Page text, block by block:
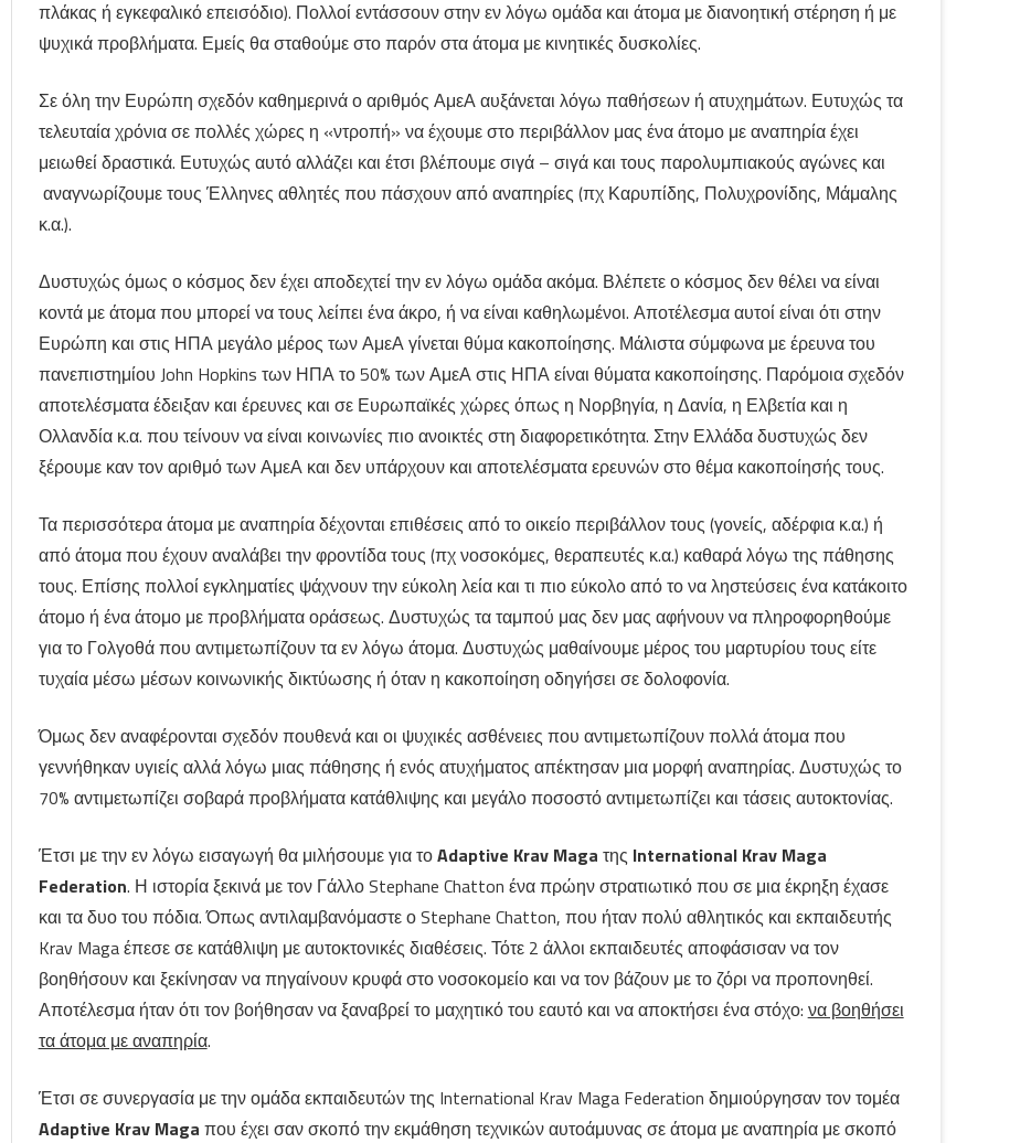
πλάκας ή εγκεφαλικό επεισόδιο). Πολλοί εντάσσουν στην εν λόγω ομάδα και άτομα με διανοητική στέρηση ή με
ψυχικά προβλήματα. Εμείς θα σταθούμε στο παρόν στα άτομα με κινητικές δυσκολίες.
Σε όλη την Ευρώπη σχεδόν καθημερινά ο αριθμός ΑμεΑ αυξάνεται λόγω παθήσεων ή ατυχημάτων. Ευτυχώς τα
τελευταία χρόνια σε πολλές χώρες η «ντροπή» να έχουμε στο περιβάλλον μας ένα άτομο με αναπηρία έχει
μειωθεί δραστικά. Ευτυχώς αυτό αλλάζει και έτσι βλέπουμε σιγά – σιγά και τους παρολυμπιακούς αγώνες και
αναγνωρίζουμε τους Έλληνες αθλητές που πάσχουν από αναπηρίες (πχ Καρυπίδης, Πολυχρονίδης, Μάμαλης
κ.α.).
Δυστυχώς όμως ο κόσμος δεν έχει αποδεχτεί την εν λόγω ομάδα ακόμα. Βλέπετε ο κόσμος δεν θέλει να είναι
κοντά με άτομα που μπορεί να τους λείπει ένα άκρο, ή να είναι καθηλωμένοι. Αποτέλεσμα αυτοί είναι ότι στην
Ευρώπη και στις ΗΠΑ μεγάλο μέρος των ΑμεΑ γίνεται θύμα κακοποίησης. Μάλιστα σύμφωνα με έρευνα του
πανεπιστημίου John Hopkins των ΗΠΑ το 50% των ΑμεΑ στις ΗΠΑ είναι θύματα κακοποίησης. Παρόμοια σχεδόν
αποτελέσματα έδειξαν και έρευνες και σε Ευρωπαϊκές χώρες όπως η Νορβηγία, η Δανία, η Ελβετία και η
Ολλανδία κ.α. που τείνουν να είναι κοινωνίες πιο ανοικτές στη διαφορετικότητα. Στην Ελλάδα δυστυχώς δεν
ξέρουμε καν τον αριθμό των ΑμεΑ και δεν υπάρχουν και αποτελέσματα ερευνών στο θέμα κακοποίησής τους.
Τα περισσότερα άτομα με αναπηρία δέχονται επιθέσεις από το οικείο περιβάλλον τους (γονείς, αδέρφια κ.α.) ή
από άτομα που έχουν αναλάβει την φροντίδα τους (πχ νοσοκόμες, θεραπευτές κ.α.) καθαρά λόγω της πάθησης
τους. Επίσης πολλοί εγκληματίες ψάχνουν την εύκολη λεία και τι πιο εύκολο από το να ληστεύσεις ένα κατάκοιτο
άτομο ή ένα άτομο με προβλήματα οράσεως. Δυστυχώς τα ταμπού μας δεν μας αφήνουν να πληροφορηθούμε
για το Γολγοθά που αντιμετωπίζουν τα εν λόγω άτομα. Δυστυχώς μαθαίνουμε μέρος του μαρτυρίου τους είτε
τυχαία μέσω μέσων κοινωνικής δικτύωσης ή όταν η κακοποίηση οδηγήσει σε δολοφονία.
Όμως δεν αναφέρονται σχεδόν πουθενά και οι ψυχικές ασθένειες που αντιμετωπίζουν πολλά άτομα που
γεννήθηκαν υγιείς αλλά λόγω μιας πάθησης ή ενός ατυχήματος απέκτησαν μια μορφή αναπηρίας. Δυστυχώς το
70% αντιμετωπίζει σοβαρά προβλήματα κατάθλιψης και μεγάλο ποσοστό αντιμετωπίζει και τάσεις αυτοκτονίας.
Έτσι με την εν λόγω εισαγωγή θα μιλήσουμε για τοAdaptive Krav Maga της International Krav Maga
Federation. Η ιστορία ξεκινά με τον Γάλλο Stephane Chatton ένα πρώην στρατιωτικό που σε μια έκρηξη έχασε
και τα δυο του πόδια. Όπως αντιλαμβανόμαστε ο Stephane Chatton, που ήταν πολύ αθλητικός και εκπαιδευτής
Krav Maga έπεσε σε κατάθλιψη με αυτοκτονικές διαθέσεις. Τότε 2 άλλοι εκπαιδευτές αποφάσισαν να τον
βοηθήσουν και ξεκίνησαν να πηγαίνουν κρυφά στο νοσοκομείο και να τον βάζουν με το ζόρι να προπονηθεί.
Αποτέλεσμα ήταν ότι τον βοήθησαν να ξαναβρεί το μαχητικό του εαυτό και να αποκτήσει ένα στόχο: να βοηθήσει
τα άτομα με αναπηρία.
Έτσι σε συνεργασία με την ομάδα εκπαιδευτών της International Krav Maga Federation δημιούργησαν τον τομέα
Adaptive Krav Maga που έχει σαν σκοπό την εκμάθηση τεχνικών αυτοάμυνας σε άτομα με αναπηρία με σκοπό